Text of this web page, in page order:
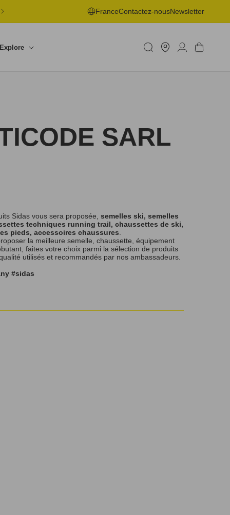
LIVRAISON OFFERTE EN POINT DE RETRAIT DÈS 50€ -
RETOURS SOUS 30J
FranceContactez-nousNewsletter
Explore
un
shop
ConnexionPanier
SARL
Sidas vous sera proposée, semelles ski, semelles
techniques running trail, chaussettes de ski,
pieds, accessoires chaussures
la meilleure semelle, chaussette, équipement
faites votre choix parmi la sélection de produits
utilisés et recommandés par nos ambassadeurs.
#sidas